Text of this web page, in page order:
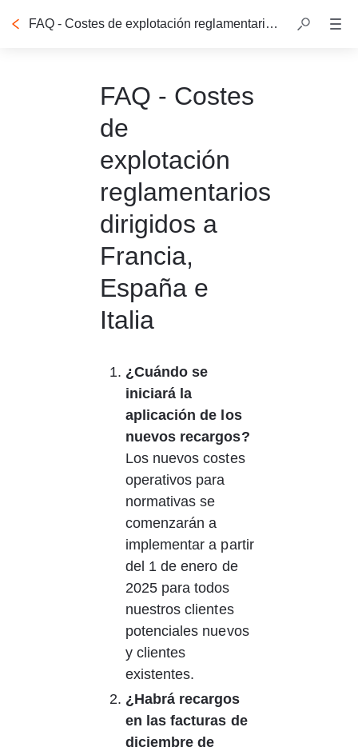
FAQ - Costes de explotación reglamentarios dirigidos a Francia, España e Italia
FAQ - Costes
de
explotación
reglamentarios
dirigidos a
Francia,
España e
Italia
¿Cuándo se
iniciará la
aplicación de los
nuevos recargos?
Los nuevos costes
operativos para
normativas se
comenzarán a
implementar a partir
del 1 de enero de
2025 para todos
nuestros clientes
potenciales nuevos
y clientes
existentes.
¿Habrá recargos
en las facturas de
diciembre de